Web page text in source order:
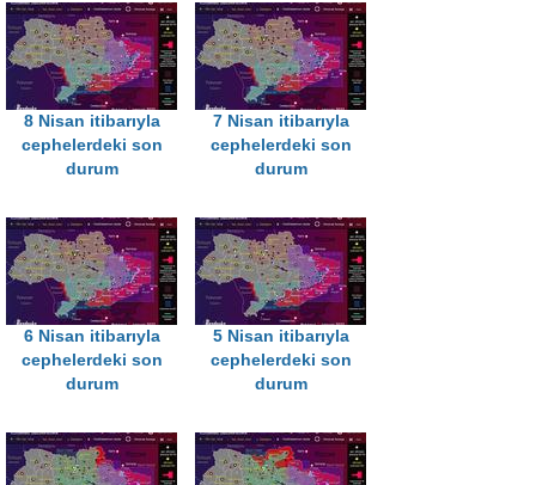
8 Nisan itibarıyla
cephelerdeki son
durum
7 Nisan itibarıyla
cephelerdeki son
durum
6 Nisan itibarıyla
cephelerdeki son
durum
5 Nisan itibarıyla
cephelerdeki son
durum